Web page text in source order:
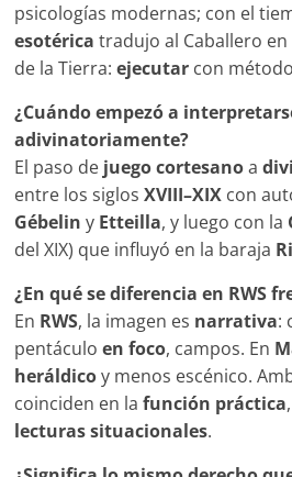
psicologías modernas; con el
esotérica tradujo al Caballero
de la Tierra:ejecutar con
¿Cuándo empezó a
adivinatoriamente?
El paso de juego cortesanoa
entre los siglosXVIII–XIX con
Gébelin y Etteilla, y luego con la
del XIX) que influyó en la baraja
¿En qué se diferencia en RWS
En RWS, la imagen es narrativa:
pentáculoen foco, campos. En
heráldicoy menos escénico.
coinciden en lafunción práctica
lecturas situacionales.